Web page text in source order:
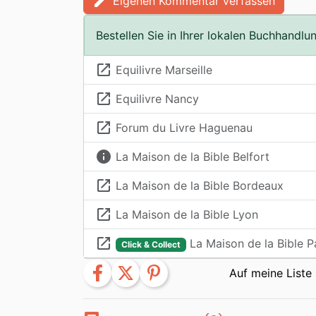
Bestellen Sie in Ihrer lokalen
launch Equilivre Marseille
launch Equilivre Nancy
launch Forum du Livre Haguenau
info La Maison de la Bible Belfort
launch La Maison de la Bible Bordeaux
launch La Maison de la Bible Lyon
launch Click & Collect La Maison de la Bible
facebook twitter pinterest